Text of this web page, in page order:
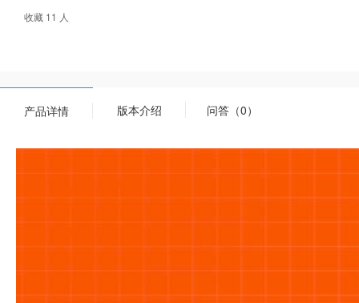
收藏 11 人
产品详情 版本介绍 问答（0）